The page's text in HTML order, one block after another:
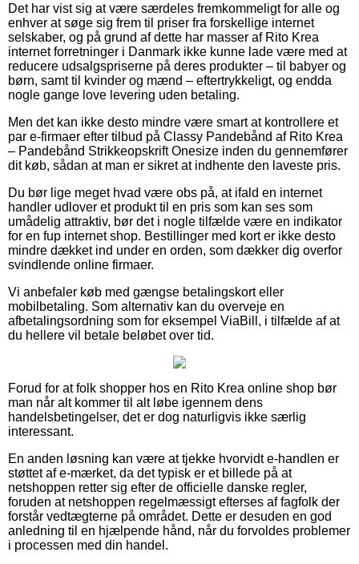
Det har vist sig at være særdeles fremkommeligt for alle og
enhver at søge sig frem til priser fra forskellige internet
selskaber, og på grund af dette har masser af Rito Krea
internet forretninger i Danmark ikke kunne lade være med at
reducere udsalgspriserne på deres produkter – til babyer og
børn, samt til kvinder og mænd – eftertrykkeligt, og endda
nogle gange love levering uden betaling.
Men det kan ikke desto mindre være smart at kontrollere et
par e-firmaer efter tilbud på Classy Pandebånd af Rito Krea
– Pandebånd Strikkeopskrift Onesize inden du gennemfører
dit køb, sådan at man er sikret at indhente den laveste pris.
Du bør lige meget hvad være obs på, at ifald en internet
handler udlover et produkt til en pris som kan ses som
umådelig attraktiv, bør det i nogle tilfælde være en indikator
for en fup internet shop. Bestillinger med kort er ikke desto
mindre dækket ind under en orden, som dækker dig overfor
svindlende online firmaer.
Vi anbefaler køb med gængse betalingskort eller
mobilbetaling. Som alternativ kan du overveje en
afbetalingsordning som for eksempel ViaBill, i tilfælde af at
du hellere vil betale beløbet over tid.
Forud for at folk shopper hos en Rito Krea online shop bør
man når alt kommer til alt løbe igennem dens
handelsbetingelser, det er dog naturligvis ikke særlig
interessant.
En anden løsning kan være at tjekke hvorvidt e-handlen er
støttet af e-mærket, da det typisk er et billede på at
netshoppen retter sig efter de officielle danske regler,
foruden at netshoppen regelmæssigt efterses af fagfolk der
forstår vedtægterne på området. Dette er desuden en god
anledning til en hjælpende hånd, når du forvoldes problemer
i processen med din handel.